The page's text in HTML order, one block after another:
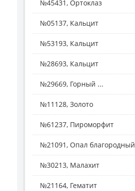
№45431, Ортоклаз
№05137, Кальцит
№53193, Кальцит
№28693, Кальцит
№29669, Горный ...
№11128, Золото
№61237, Пироморфит
№21091, Опал благородный
№30213, Малахит
№21164, Гематит